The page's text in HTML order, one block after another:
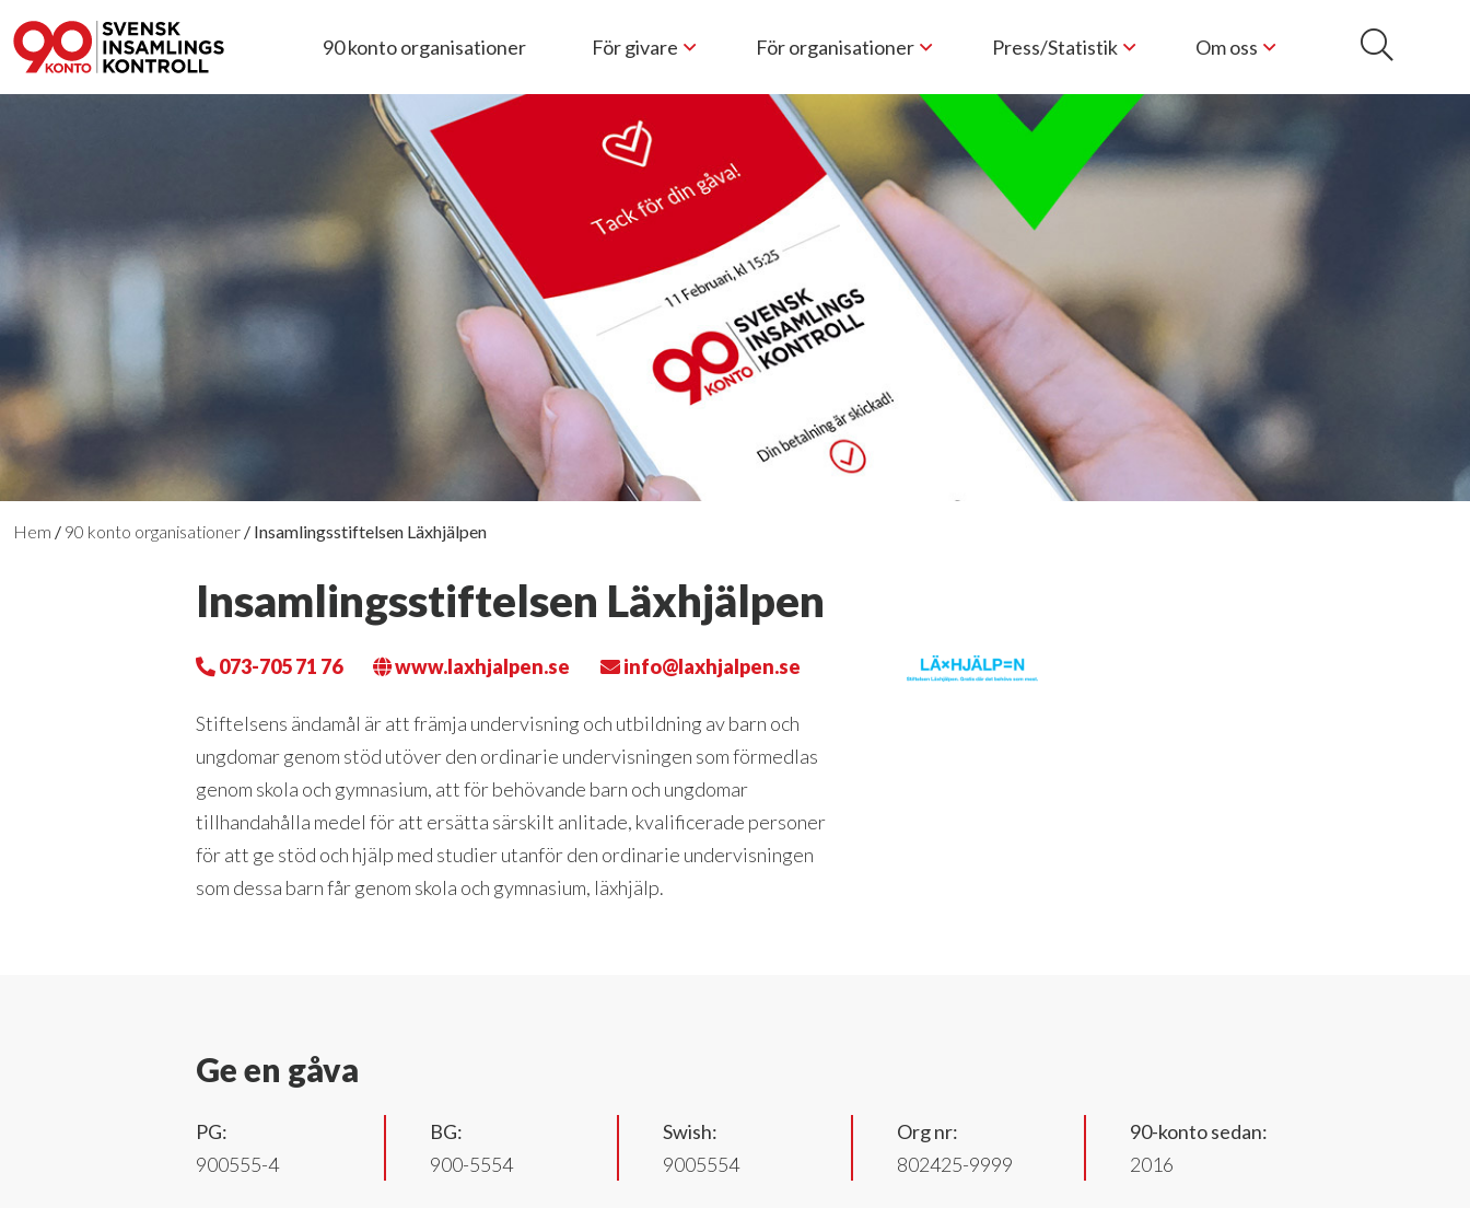
90 konto organisationer För givare För organisationer Press/Statistik Om oss
Hem / 90 konto organisationer / Insamlingsstiftelsen Läxhjälpen
Insamlingsstiftelsen Läxhjälpen
073-705 71 76 www.laxhjalpen.se info@laxhjalpen.se
Stiftelsens ändamål är att främja undervisning och utbildning av barn och
ungdomar genom stöd utöver den ordinarie undervisningen som förmedlas
genom skola och gymnasium, att för behövande barn och ungdomar
tillhandahålla medel för att ersätta särskilt anlitade, kvalificerade personer
för att ge stöd och hjälp med studier utanför den ordinarie undervisningen
som dessa barn får genom skola och gymnasium, läxhjälp.
Ge en gåva
PG:
900555-4
BG:
900-5554
Swish:
9005554
Org nr:
802425-9999
90-konto sedan:
2016